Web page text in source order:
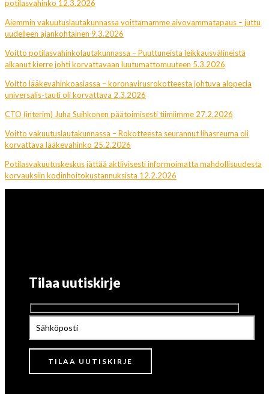
potilasvahinko 12.3.2026
Aiemmin vakuutuslautakunnassa voittamamme aivovammatapaus – juttu
uudelleen ajankohtainen 9.3.2026
Voitto potilasvahinkolautakunnassa – Puuttuneista leikkausvälineistä
alkanut kierre johti korvattavaan luutumattomuuteen 5.3.2026
Voitto lääkevahinkoasiassa – koronavirusrokotteesta johtuva alopecia
universalis-tauti oli korvattava 2.3.2026
CTO (interim) Juha Suihkonen päätoimisesti tiimiimme 27.2.2026
Voitto vakuutuslautakunnassa – Rokotteesta seurannut lihasreuma oli
korvattava lääkevahinko 25.2.2026
Potilasvakuutuskeskus jättää aktiivisesti informoimatta mahdollisuudesta
korvauksiin kodinhoitokustannuksista 12.2.2026
Tilaa uutiskirje